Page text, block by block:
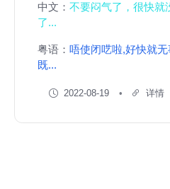
中文： 不要闷气了，很快就
了...
粤语： 唔使闭呓啦,好快就无
既...
2022-08-19 详情